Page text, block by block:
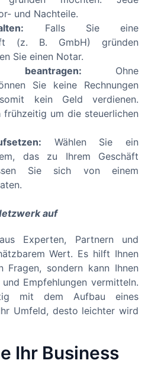
und Nachteile.
Falls Sie eine
(z. B. GmbH) gründen
Sie einen Notar.
beantragen: Ohne
Sie keine Rechnungen
kein Geld verdienen.
frühzeitig um die steuerlichen
Wählen Sie ein
das zu Ihrem Geschäft
Sie sich von einem
auf
Experten, Partnern und
Wert. Es hilft Ihnen
sondern kann Ihnen
Empfehlungen vermitteln.
mit dem Aufbau eines
Umfeld, desto leichter wird
Ihr Business